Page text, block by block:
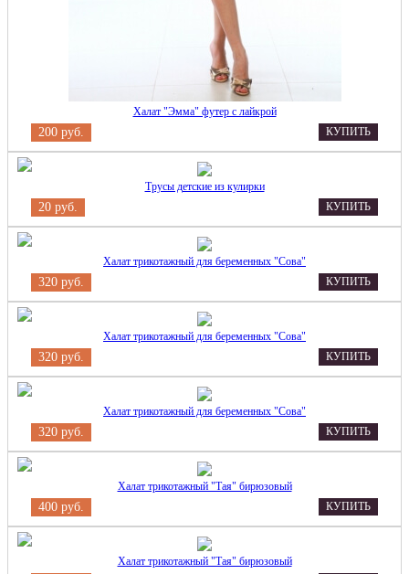
Халат "Эмма" футер с лайкрой
200 руб. КУПИТЬ
Трусы детские из кулирки
20 руб. КУПИТЬ
Халат трикотажный для беременных "Сова"
320 руб. КУПИТЬ
Халат трикотажный для беременных "Сова"
320 руб. КУПИТЬ
Халат трикотажный для беременных "Сова"
320 руб. КУПИТЬ
Халат трикотажный "Тая" бирюзовый
400 руб. КУПИТЬ
Халат трикотажный "Тая" бирюзовый